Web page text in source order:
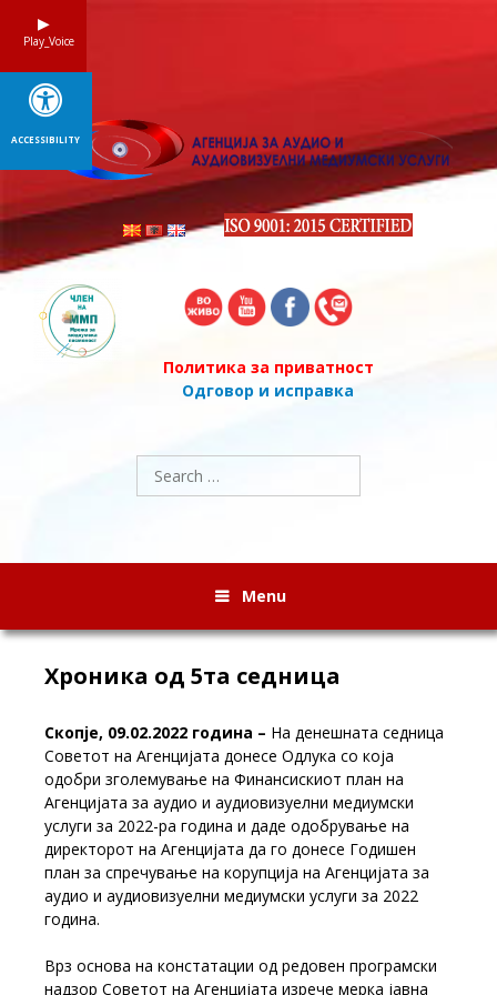
Политика за приватност
Одговор и исправка
Search
for:
Menu
Хроника од 5та седница
Скопје, 09.02.2022 година – На денешната седница
Советот на Агенцијата донесе Одлука со која
одобри зголемување на Финансискиот план на
Агенцијата за аудио и аудиовизуелни медиумски
услуги за 2022-ра година и даде одобрување на
директорот на Агенцијата да го донесе Годишен
план за спречување на корупција на Агенцијата за
аудио и аудиовизуелни медиумски услуги за 2022
година.
Врз основа на констатации од редовен програмски
надзор Советот на Агенцијата изрече мерка јавна
Play_Voice
ACCESSIBILITY